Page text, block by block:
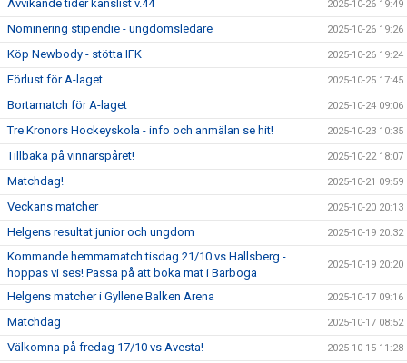
Avvikande tider kanslist v.44 2025-10-26 19:49
Nominering stipendie - ungdomsledare 2025-10-26 19:26
Köp Newbody - stötta IFK 2025-10-26 19:24
Förlust för A-laget 2025-10-25 17:45
Bortamatch för A-laget 2025-10-24 09:06
Tre Kronors Hockeyskola - info och anmälan se hit! 2025-10-23 10:35
Tillbaka på vinnarspåret! 2025-10-22 18:07
Matchdag! 2025-10-21 09:59
Veckans matcher 2025-10-20 20:13
Helgens resultat junior och ungdom 2025-10-19 20:32
Kommande hemmamatch tisdag 21/10 vs Hallsberg -
hoppas vi ses! Passa på att boka mat i Barboga
2025-10-19 20:20
Helgens matcher i Gyllene Balken Arena 2025-10-17 09:16
Matchdag 2025-10-17 08:52
Välkomna på fredag 17/10 vs Avesta! 2025-10-15 11:28